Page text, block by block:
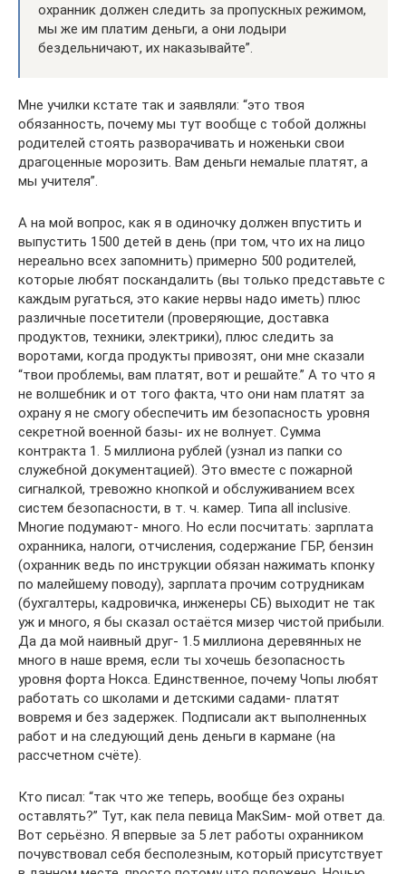
охранник должен следить за пропускных режимом,
мы же им платим деньги, а они лодыри
бездельничают, их наказывайте”.
Мне училки кстате так и заявляли: “это твоя
обязанность, почему мы тут вообще с тобой должны
родителей стоять разворачивать и ноженьки свои
драгоценные морозить. Вам деньги немалые платят, а
мы учителя”.
А на мой вопрос, как я в одиночку должен впустить и
выпустить 1500 детей в день (при том, что их на лицо
нереально всех запомнить) примерно 500 родителей,
которые любят поскандалить (вы только представьте с
каждым ругаться, это какие нервы надо иметь) плюс
различные посетители (проверяющие, доставка
продуктов, техники, электрики), плюс следить за
воротами, когда продукты привозят, они мне сказали
“твои проблемы, вам платят, вот и решайте.” А то что я
не волшебник и от того факта, что они нам платят за
охрану я не смогу обеспечить им безопасность уровня
секретной военной базы- их не волнует. Сумма
контракта 1. 5 миллиона рублей (узнал из папки со
служебной документацией). Это вместе с пожарной
сигналкой, тревожно кнопкой и обслуживанием всех
систем безопасности, в т. ч. камер. Типа all inclusive.
Многие подумают- много. Но если посчитать: зарплата
охранника, налоги, отчисления, содержание ГБР, бензин
(охранник ведь по инструкции обязан нажимать кпонку
по малейшему поводу), зарплата прочим сотрудникам
(бухгалтеры, кадровичка, инженеры СБ) выходит не так
уж и много, я бы сказал остаётся мизер чистой прибыли.
Да да мой наивный друг- 1.5 миллиона деревянных не
много в наше время, если ты хочешь безопасность
уровня форта Нокса. Единственное, почему Чопы любят
работать со школами и детскими садами- платят
вовремя и без задержек. Подписали акт выполненных
работ и на следующий день деньги в кармане (на
рассчетном счёте).
Кто писал: “так что же теперь, вообще без охраны
оставлять?” Тут, как пела певица МакSим- мой ответ да.
Вот серьёзно. Я впервые за 5 лет работы охранником
почувствовал себя бесполезным, который присутствует